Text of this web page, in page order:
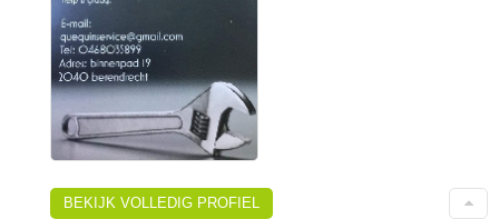
BEKIJK VOLLEDIG PROFIEL